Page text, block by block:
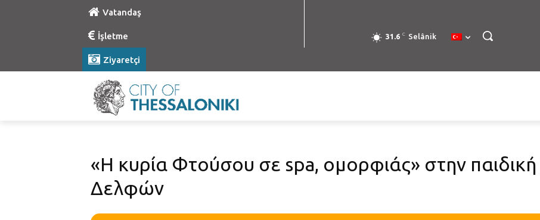
Vatandaş
İşletme
Ziyaretçi
31.6 C Selânik
«Η κυρία Φτούσου σε spa, ομορφιάς» στην παιδική
Δελφών